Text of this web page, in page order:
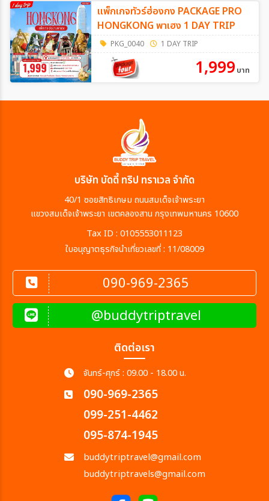
แพ็กเกจทัวร์ฮ่องกง PACKAGE PRO
HONGKONG พาเฮง 1 DAY TRIP
PKG_0040 1 DAY TRIP
1,999 บาท
บริษัท บัดดี้ ทริป ทราเวล จำกัด
40/1 ซอยสิทธิเกษม ถนนสมเด็จเจ้าพระยา
แขวงสมเด็จเจ้าพระยา เขตคลองสาน กรุงเทพมหานคร 10600
Tax ID : 0105553011123
ใบอนุญาตธุรกิจนำเที่ยวเลขที่ : 11/08009
090-969-2365
@buddytriptravel
ติดต่อเรา
จันทร์-ศุกร์ : 09.00 - 18.00 น.
090-969-2365
099-251-4462
095-874-1945
buddytriptravel@gmail.com
buddytriptravels@gmail.com